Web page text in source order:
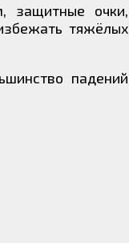
защитные очки,
тяжёлых
падений